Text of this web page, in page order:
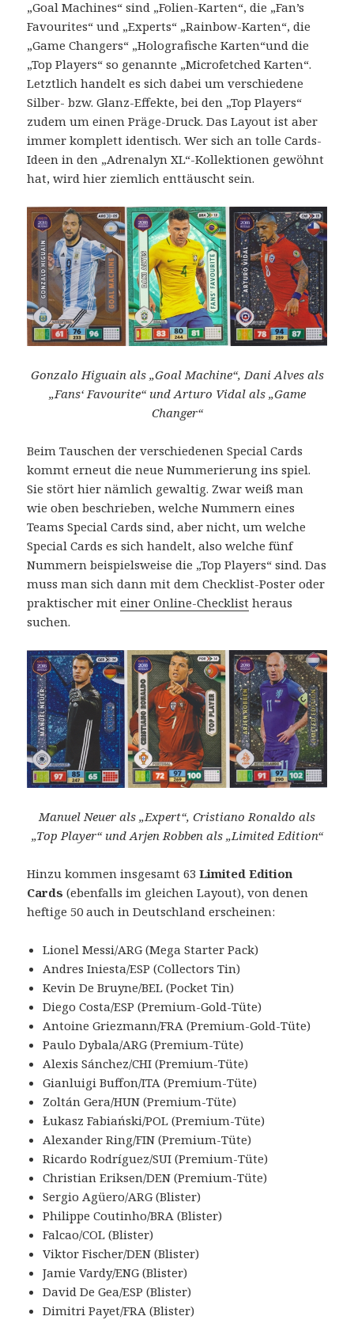
„Goal Machines“ sind „Folien-Karten“, die „Fan’s
Favourites“ und „Experts“ „Rainbow-Karten“, die
„Game Changers“ „Holografische Karten“und die
„Top Players“ so genannte „Microfetched Karten“.
Letztlich handelt es sich dabei um verschiedene
Silber- bzw. Glanz-Effekte, bei den „Top Players“
zudem um einen Präge-Druck. Das Layout ist aber
immer komplett identisch. Wer sich an tolle Cards-
Ideen in den „Adrenalyn XL“-Kollektionen gewöhnt
hat, wird hier ziemlich enttäuscht sein.
Gonzalo Higuain als „Goal Machine“, Dani Alves als
„Fans‘ Favourite“ und Arturo Vidal als „Game
Changer“
Beim Tauschen der verschiedenen Special Cards
kommt erneut die neue Nummerierung ins spiel.
Sie stört hier nämlich gewaltig. Zwar weiß man
wie oben beschrieben, welche Nummern eines
Teams Special Cards sind, aber nicht, um welche
Special Cards es sich handelt, also welche fünf
Nummern beispielsweise die „Top Players“ sind. Das
muss man sich dann mit dem Checklist-Poster oder
praktischer miteiner Online-Checklist heraus
suchen.
Manuel Neuer als „Expert“, Cristiano Ronaldo als
„Top Player“ und Arjen Robben als „Limited Edition“
Hinzu kommen insgesamt 63Limited Edition
Cards (ebenfalls im gleichen Layout), von denen
heftige 50 auch in Deutschland erscheinen:
Lionel Messi/ARG (Mega Starter Pack)
Andres Iniesta/ESP (Collectors Tin)
Kevin De Bruyne/BEL (Pocket Tin)
Diego Costa/ESP (Premium-Gold-Tüte)
Antoine Griezmann/FRA (Premium-Gold-Tüte)
Paulo Dybala/ARG (Premium-Tüte)
Alexis Sánchez/CHI (Premium-Tüte)
Gianluigi Buffon/ITA (Premium-Tüte)
Zoltán Gera/HUN (Premium-Tüte)
Łukasz Fabiański/POL (Premium-Tüte)
Alexander Ring/FIN (Premium-Tüte)
Ricardo Rodríguez/SUI (Premium-Tüte)
Christian Eriksen/DEN (Premium-Tüte)
Sergio Agüero/ARG (Blister)
Philippe Coutinho/BRA (Blister)
Falcao/COL (Blister)
Viktor Fischer/DEN (Blister)
Jamie Vardy/ENG (Blister)
David De Gea/ESP (Blister)
Dimitri Payet/FRA (Blister)